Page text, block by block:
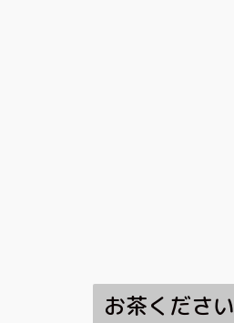
お茶ください